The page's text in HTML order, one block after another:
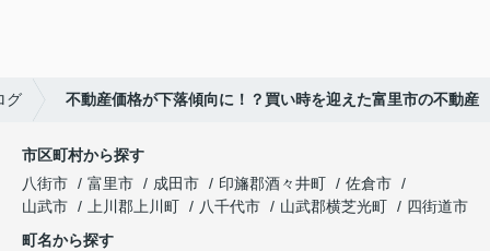
グ 不動産価格が下落傾向に！？買い時を迎えた富里市の不動産
市区町村から探す
八街市
富里市 成田市 印旛郡酒々井町
佐倉市
山武市
上川郡上川町 八千代市 山武郡横芝光町
四街道市
町名から探す